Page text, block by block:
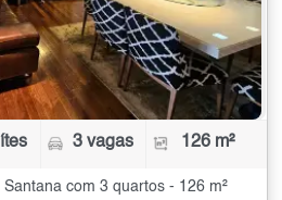
3 vagas 126 m²
com 3 quartos - 126 m²